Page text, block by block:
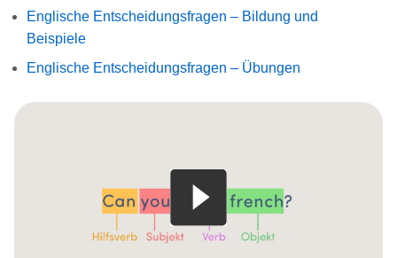
Englische Entscheidungsfragen – Bildung und
Beispiele
Englische Entscheidungsfragen – Übungen